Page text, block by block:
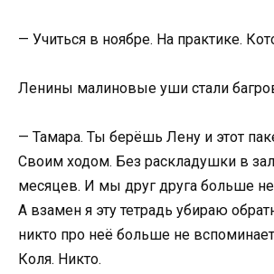
— Учиться в ноябре. На практике.
Ленины малиновые уши стали
— Тамара. Ты берёшь Лену и этот
Своим ходом. Без раскладушки в
месяцев. И мы друг друга больше
А взамен я эту тетрадь убираю
никто про неё больше не
Коля. Никто.